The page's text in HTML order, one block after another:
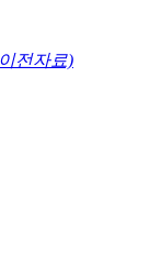
전자료)